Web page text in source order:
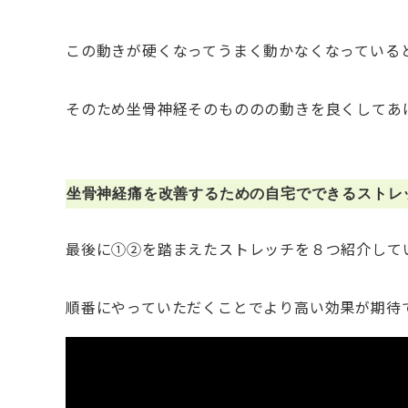
この動きが硬くなってうまく動かなくなってい
そのため坐骨神経そのもののの動きを良くして
坐骨神経痛を改善するための自宅でできるスト
最後に①②を踏まえたストレッチを８つ紹介して
順番にやっていただくことでより高い効果が期